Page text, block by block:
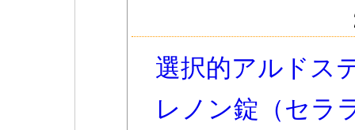
選択的アルドス
レノン錠（セラ